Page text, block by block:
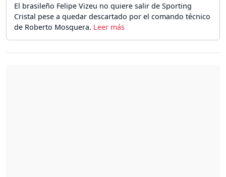
El brasileño Felipe Vizeu no quiere salir de Sporting
Cristal pese a quedar descartado por el comando técnico
de Roberto Mosquera.